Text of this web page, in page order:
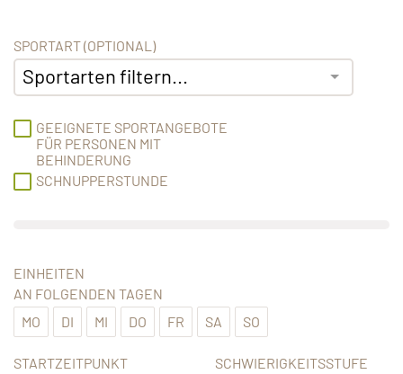
SPORTART (OPTIONAL)
Sportarten filtern...
GEEIGNETE SPORTANGEBOTE
FÜR PERSONEN MIT
BEHINDERUNG
SCHNUPPERSTUNDE
EINHEITEN
AN FOLGENDEN TAGEN
MO
DI MI DO FR SA SO
STARTZEITPUNKT
SCHWIERIGKEITSSTUFE